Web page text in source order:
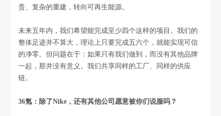
贵、复杂的重建，转向可再生能源。
未来五年内，我们希望能完成至少四个这样的项目。我们的
整体足迹并不算大，理论上只要完成五六个，就能实现可信
的净零。但问题在于：如果只有我们做到，而没有其他品牌
一起，那并没有意义。我们共享同样的工厂、同样的供应
链。
36氪：除了Nike，还有其他公司愿意被你们说服吗？